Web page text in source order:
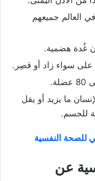
100 فيروس في العالم جميعهم
على سواء زاد أو قصِر.
ما يزيد أو يقل
للصحة النفسية
عن